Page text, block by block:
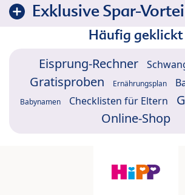
Exklusive Spar-
Häufig geklickt
Eisprung-Rechner
Gratisproben Ernährungsplan
Babynamen Checklisten für Eltern
Online-Shop